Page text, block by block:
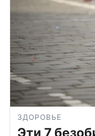
ЗДОРОВЬЕ
Эти 7